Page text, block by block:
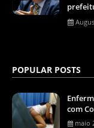
POPULAR POSTS
com
maio